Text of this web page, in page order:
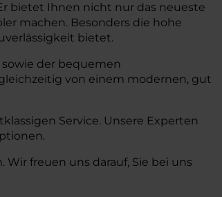
bietet Ihnen nicht nur das neueste
machen. Besonders die hohe
bietet.
der bequemen
von einem modernen, gut
Service. Unsere Experten
freuen uns darauf, Sie bei uns